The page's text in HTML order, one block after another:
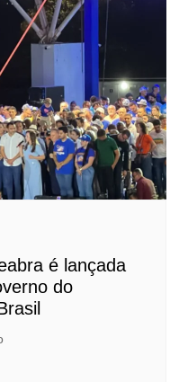
é lançada
do